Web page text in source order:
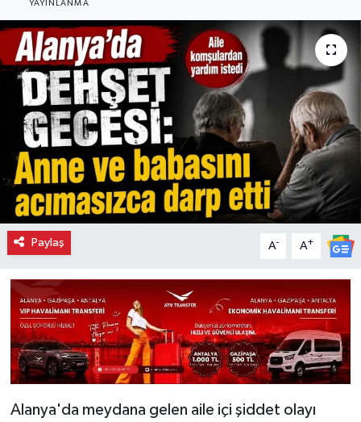
YAYINLANMA
Paylaş A- A+
Alanya'da meydana gelen aile içi şiddet olayı